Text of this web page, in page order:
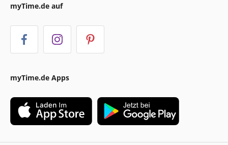
myTime.de auf
myTime.de Apps